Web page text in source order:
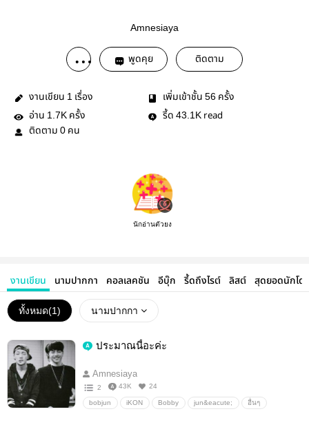
Amnesiaya
พูดคุย ติดตาม
งานเขียน 1 เรื่อง เพิ่มเข้าชั้น 56 ครั้ง
อ่าน 1.7K ครั้ง รี้ด 43.1K read
ติดตาม 0 คน
นักอ่านตัวยง
งานเขียน นามปากกา คอลเลคชัน อีบุ๊ก รี้ดถึงไรต์ ลิสต์ สุดยอดนักโด
ทั้งหมด(1) นามปากกา
ประมาณนี้อะค่ะ
Amnesiaya
2 43K 24
bobjun iKON Bobby jun&eacute; อื่นๆ